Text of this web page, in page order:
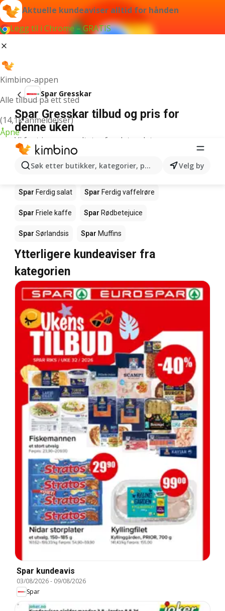
Aktuelle kundeaviser alltid for hånden
Legg til i Chrome – GRATIS
Kimbino-appen
Alle tilbud på ett sted
(14,1k anmeldelser)
Åpne
Søk etter butikker, kategorier, produkter...Velg by
Spar Gresskar
Spar Gresskar tilbud og pris for
denne uken
Vi fant ingen resultater for det ordet.
Andre produkter i butikkene Spar
Spar Spar Makrell i tomat
Spar Ferdig salat Spar Ferdig vaffelrøre
Spar Friele kaffe Spar Rødbetejuice
Spar Sørlandsis Spar Muffins
Ytterligere kundeaviser fra
kategorien
Spar kundeavis
03/08/2026- 09/08/2026
Spar